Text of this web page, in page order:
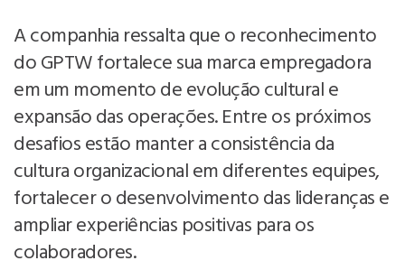
A companhia ressalta que o reconhecimento
do GPTW fortalece sua marca empregadora
em um momento de evolução cultural e
expansão das operações. Entre os próximos
desafios estão manter a consistência da
cultura organizacional em diferentes equipes,
fortalecer o desenvolvimento das lideranças e
ampliar experiências positivas para os
colaboradores.